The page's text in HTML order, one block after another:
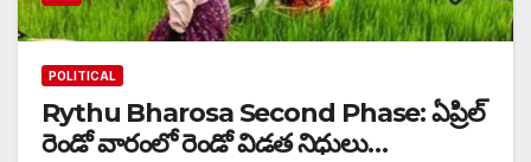
POLITICAL
Rythu Bharosa Second Phase: ఏప్రిల్
రెండో వారంలో రెండో విడత నిధులు…